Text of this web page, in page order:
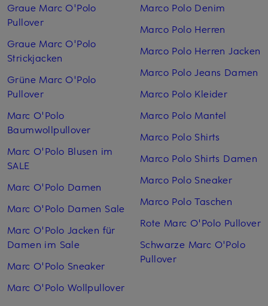
Graue Marc O'Polo
Pullover
Graue Marc O'Polo
Strickjacken
Grüne Marc O'Polo
Pullover
Marc O'Polo
Baumwollpullover
Marc O'Polo Blusen im
SALE
Marc O'Polo Damen
Marc O'Polo Damen Sale
Marc O'Polo Jacken für
Damen im Sale
Marc O'Polo Sneaker
Marc O'Polo Wollpullover
Marco Polo Denim
Marco Polo Herren
Marco Polo Herren Jacken
Marco Polo Jeans Damen
Marco Polo Kleider
Marco Polo Mantel
Marco Polo Shirts
Marco Polo Shirts Damen
Marco Polo Sneaker
Marco Polo Taschen
Rote Marc O'Polo Pullover
Schwarze Marc O'Polo
Pullover